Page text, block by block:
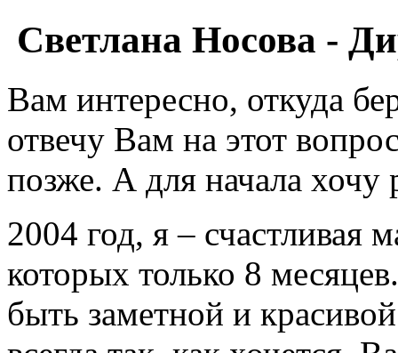
Светлана Носова -
Вам интересно, откуда
отвечу Вам на этот
позже. А для начала хочу
2004 год, я – счастливая
которых только 8
быть заметной и